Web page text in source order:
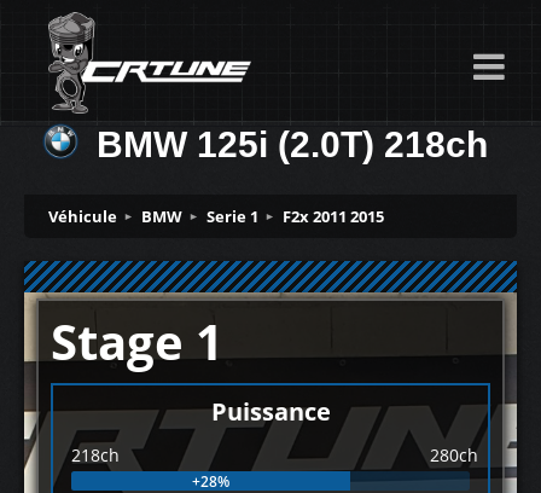
BMW 125i (2.0T) 218ch
Véhicule BMW Serie 1 F2x 2011 2015
Stage 1
Puissance
218ch 280ch
+28%